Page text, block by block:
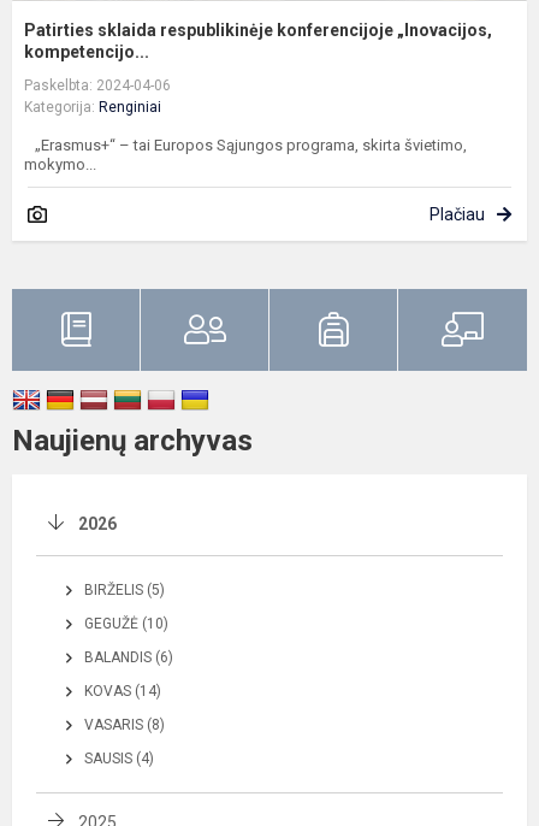
Patirties sklaida respublikinėje konferencijoje „Inovacijos,
kompetencijo...
Paskelbta: 2024-04-06
Kategorija: Renginiai
„Erasmus+“ – tai Europos Sąjungos programa, skirta švietimo,
mokymo...
Plačiau
Naujienų archyvas
2026
BIRŽELIS (5)
GEGUŽĖ (10)
BALANDIS (6)
KOVAS (14)
VASARIS (8)
SAUSIS (4)
2025